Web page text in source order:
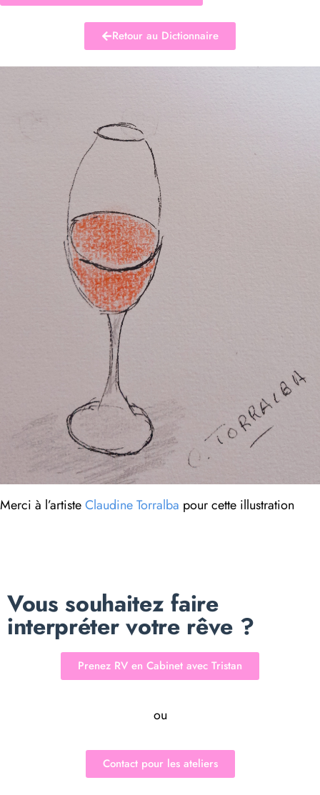
Retour au Dictionnaire
Merci à l’artisteClaudine Torralba pour cette illustration
Vous souhaitez faire
interpréter votre rêve ?
Prenez RV en Cabinet avec Tristan
ou
Contact pour les ateliers